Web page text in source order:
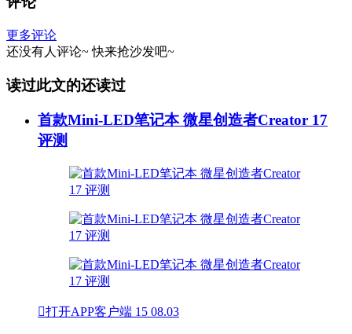
更多评论
还没有人评论~ 快来抢沙发吧~
读过此文的还读过
首款Mini-LED笔记本 微星创造者Creator 17
评测
打开APP客户端 15 08.03